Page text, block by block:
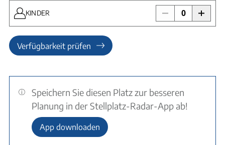
KINDER 0
Verfügbarkeit prüfen
Speichern Sie diesen Platz zur besseren
Planung in der Stellplatz-Radar-App ab!
App downloaden